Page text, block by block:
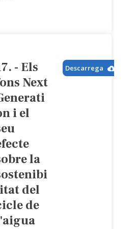
- Els
Next
i el
la
del
de
Descarrega